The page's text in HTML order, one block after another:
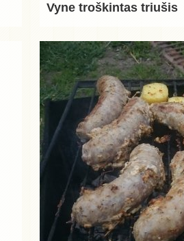
Vyne troškintas triušis